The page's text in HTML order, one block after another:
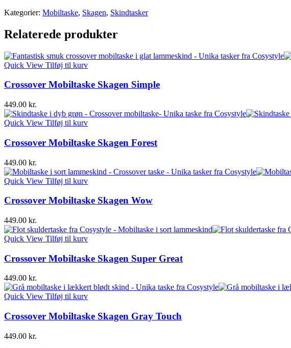
Kategorier: Mobiltaske, Skagen, Skindtasker
Relaterede produkter
Quick View Tilføj til kurv
Crossover Mobiltaske Skagen Simple
449.00 kr.
Quick View Tilføj til kurv
Crossover Mobiltaske Skagen Forest
449.00 kr.
Quick View Tilføj til kurv
Crossover Mobiltaske Skagen Wow
449.00 kr.
Quick View Tilføj til kurv
Crossover Mobiltaske Skagen Super Great
449.00 kr.
Quick View Tilføj til kurv
Crossover Mobiltaske Skagen Gray Touch
449.00 kr.